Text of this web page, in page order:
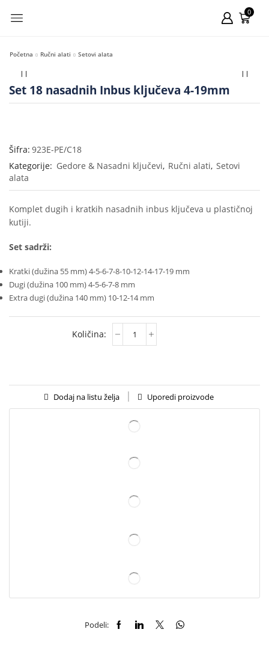
0
Početna Ručni alati Setovi alata
Set 18 nasadnih Inbus ključeva 4-19mm
Šifra: 923E-PE/C18
Kategorije: Gedore & Nasadni ključevi, Ručni alati, Setovi
alata
Komplet dugih i kratkih nasadnih inbus ključeva u plastičnoj
kutiji.
Set sadrži:
Kratki (dužina 55 mm) 4-5-6-7-8-10-12-14-17-19 mm
Dugi (dužina 100 mm) 4-5-6-7-8 mm
Extra dugi (dužina 140 mm) 10-12-14 mm
Dodaj na listu želja Uporedi proizvode
Podeli: